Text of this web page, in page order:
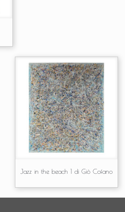
Jazz in the beach 1 di Giò Cofano